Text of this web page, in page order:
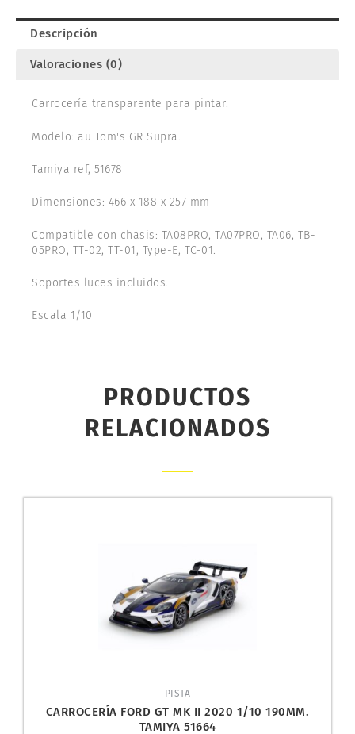
51678
Descripción
Valoraciones (0)
Carrocería transparente para pintar.
Modelo: au Tom's GR Supra.
Tamiya ref, 51678
Dimensiones: 466 x 188 x 257 mm
Compatible con chasis: TA08PRO, TA07PRO, TA06, TB-
05PRO, TT-02, TT-01, Type-E, TC-01.
Soportes luces incluidos.
Escala 1/10
PRODUCTOS
RELACIONADOS
PISTA
CARROCERÍA FORD GT MK II 2020 1/10 190MM.
TAMIYA 51664